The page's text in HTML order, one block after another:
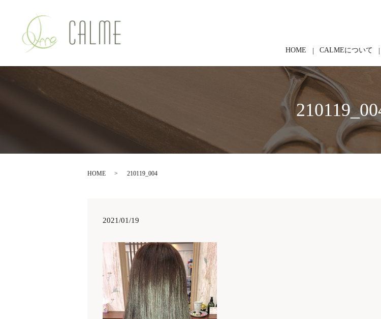
HOME CALMEについて
HOME 210119_004
2021/01/19